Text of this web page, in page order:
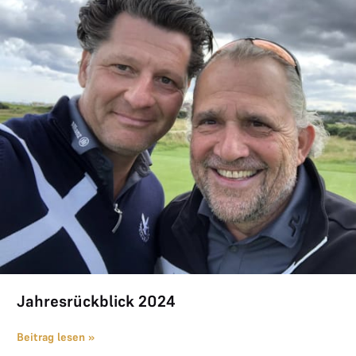
Jahresrückblick 2024
Beitrag lesen »